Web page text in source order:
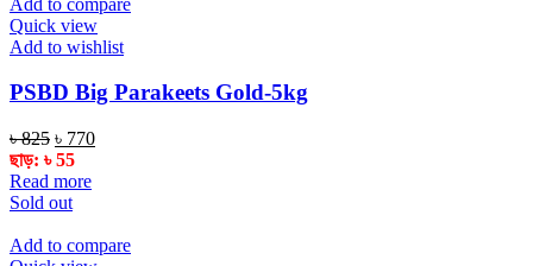
Quick view
Add to wishlist
PSBD Big Parakeets Gold-5kg
৳825 Original
price
was:
৳ 825.
৳ 770Current
ছাড়: ৳55
Read more
Sold out
Add to compare